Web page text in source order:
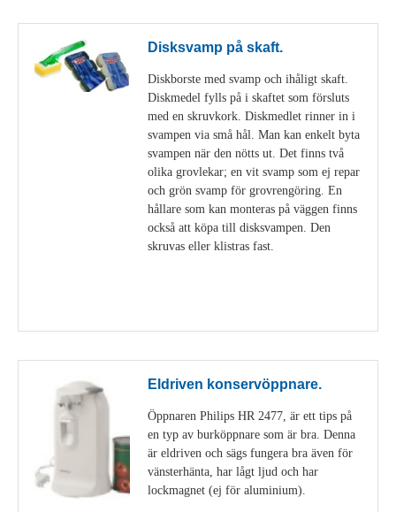
Disksvamp på skaft.
Diskborste med svamp och ihåligt skaft.
Diskmedel fylls på i skaftet som försluts
med en skruvkork. Diskmedlet rinner in i
svampen via små hål. Man kan enkelt byta
svampen när den nötts ut. Det finns två
olika grovlekar; en vit svamp som ej repar
och grön svamp för grovrengöring. En
hållare som kan monteras på väggen finns
också att köpa till disksvampen. Den
skruvas eller klistras fast.
Eldriven konservöppnare.
Öppnaren Philips HR 2477, är ett tips på
en typ av burköppnare som är bra. Denna
är eldriven och sägs fungera bra även för
vänsterhänta, har lågt ljud och har
lockmagnet (ej för aluminium).